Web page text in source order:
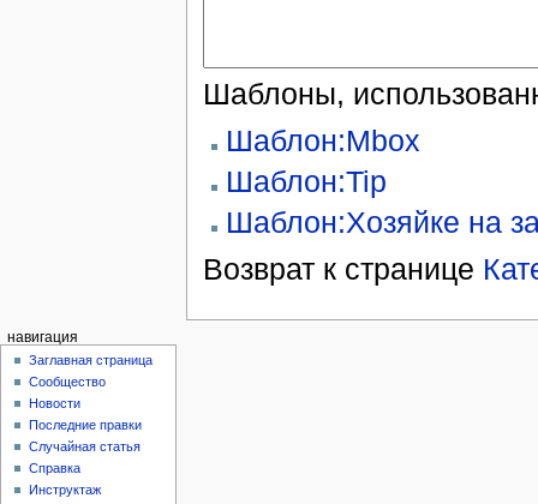
Шаблоны,
Шаблон:Mbox
Шаблон:Tip
Шаблон:Хозяйке на
Возврат к странице
навигация
Заглавная страница
Сообщество
Новости
Последние правки
Случайная статья
Справка
Инструктаж